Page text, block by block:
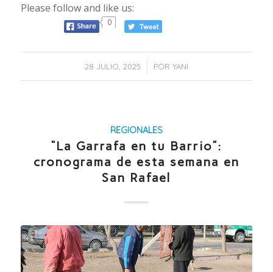
Please follow and like us:
0
28 JULIO, 2025
/ POR YANI
REGIONALES
“La Garrafa en tu Barrio”:
cronograma de esta semana en
San Rafael